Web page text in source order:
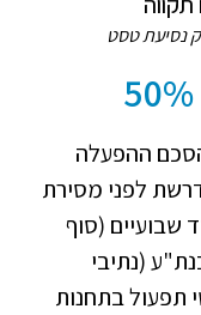
נסיעת טסט
ההפעלה
לפני מסירת
שבועיים (סוף
(נתיבי
תפעול בתחנות